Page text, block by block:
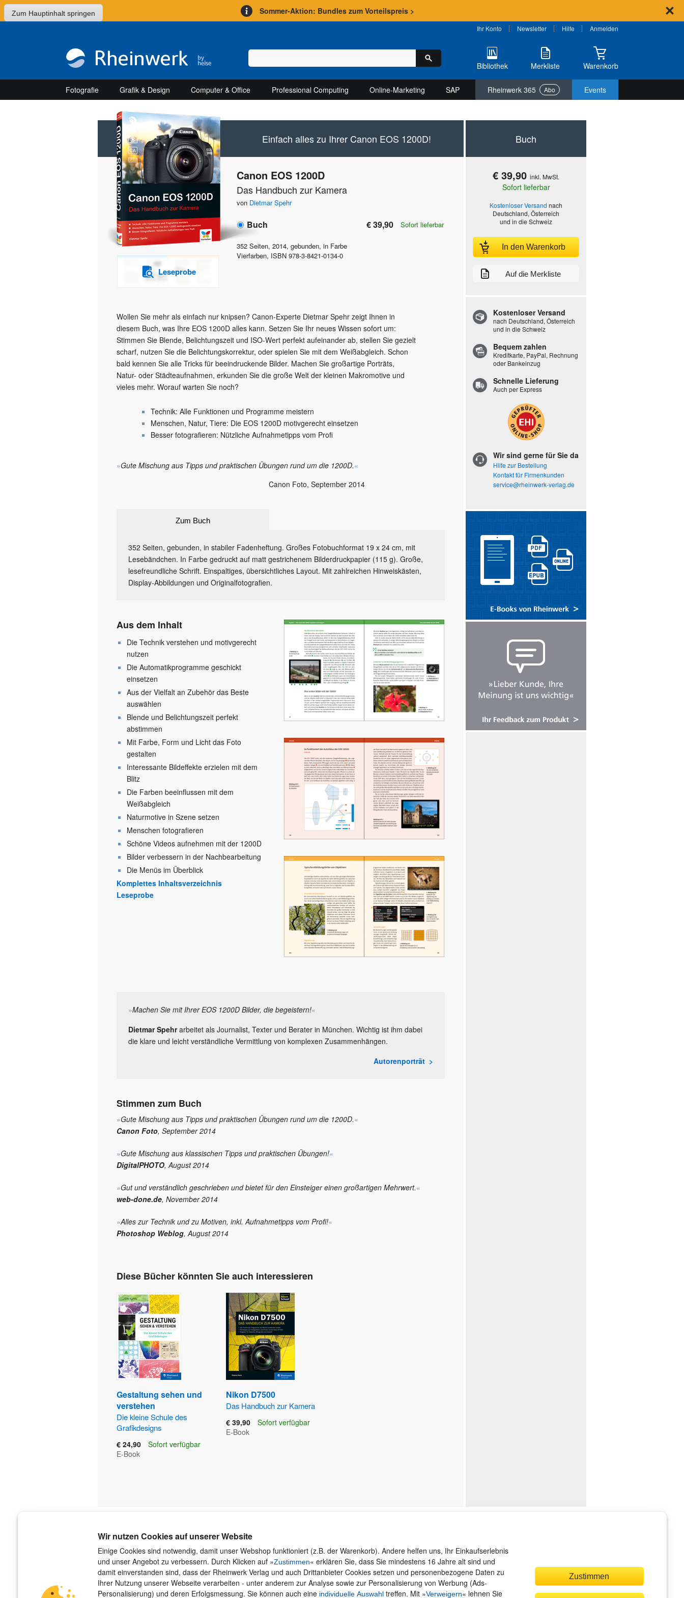
Wir nutzen Cookies auf unserer Website
Einige Cookies sind notwendig, damit unser Webshop funktioniert (z.B. der Warenkorb). Andere helfen uns, Ihr Einkaufserlebnis
und unser Angebot zu verbessern. Durch Klicken auf »Zustimmen« erklären Sie, dass Sie mindestens 16 Jahre alt sind und
damit einverstanden sind, dass der Rheinwerk Verlag und auch Drittanbieter Cookies setzen und personenbezogene Daten zu
Ihrer Nutzung unserer Webseite verarbeiten - unter anderem zur Analyse sowie zur Personalisierung von Werbung (Ads-
Personalisierung) und deren Erfolgsmessung. Sie können auch eine individuelle Auswahltreffen. Mit »Verweigern« lehnen Sie
Zustimmen
Zum Hauptinhalt springen Sommer-Aktion: Bundles zum Vorteilspreis >
Ihr Konto Newsletter Hilfe Anmelden
Bibliothek Merkliste Warenkorb
Fotografie Grafik & Design Computer & Office Professional Computing Online-Marketing SAP Rheinwerk 365 Abo Events
Einfach alles zu Ihrer Canon EOS 1200D!
Leseprobe
Canon EOS 1200D
Das Handbuch zur Kamera
von Dietmar Spehr
Buch € 39,90 Sofort lieferbar
352 Seiten, 2014, gebunden, in Farbe
Vierfarben, ISBN 978-3-8421-0134-0
Wollen Sie mehr als einfach nur knipsen? Canon-Experte Dietmar Spehr zeigt Ihnen in
diesem Buch, was Ihre EOS 1200D alles kann. Setzen Sie Ihr neues Wissen sofort um:
Stimmen Sie Blende, Belichtungszeit und ISO-Wert perfekt aufeinander ab, stellen Sie gezielt
scharf, nutzen Sie die Belichtungskorrektur, oder spielen Sie mit dem Weißabgleich. Schon
bald kennen Sie alle Tricks für beeindruckende Bilder. Machen Sie großartige Porträts,
Natur- oder Städteaufnahmen, erkunden Sie die große Welt der kleinen Makromotive und
vieles mehr. Worauf warten Sie noch?
Technik: Alle Funktionen und Programme meistern
Menschen, Natur, Tiere: Die EOS 1200D motivgerecht einsetzen
Besser fotografieren: Nützliche Aufnahmetipps vom Profi
»Gute Mischung aus Tipps und praktischen Übungen rund um die 1200D.«
Canon Foto, September 2014
Zum Buch
352 Seiten, gebunden, in stabiler Fadenheftung. Großes Fotobuchformat 19 x 24 cm, mit
Lesebändchen. In Farbe gedruckt auf matt gestrichenem Bilderdruckpapier (115 g). Große,
lesefreundliche Schrift. Einspaltiges, übersichtliches Layout. Mit zahlreichen Hinweiskästen,
Display-Abbildungen und Originalfotografien.
Aus dem Inhalt
Die Technik verstehen und motivgerecht
nutzen
Die Automatikprogramme geschickt
einsetzen
Aus der Vielfalt an Zubehör das Beste
auswählen
Blende und Belichtungszeit perfekt
abstimmen
Mit Farbe, Form und Licht das Foto
gestalten
Interessante Bildeffekte erzielen mit dem
Blitz
Die Farben beeinflussen mit dem
Weißabgleich
Naturmotive in Szene setzen
Menschen fotografieren
Schöne Videos aufnehmen mit der 1200D
Bilder verbessern in der Nachbearbeitung
Die Menüs im Überblick
Komplettes Inhaltsverzeichnis
Leseprobe
»Machen Sie mit Ihrer EOS 1200D Bilder, die begeistern!«
Dietmar Spehrarbeitet als Journalist, Texter und Berater in München. Wichtig ist ihm dabei
die klare und leicht verständliche Vermittlung von komplexen Zusammenhängen.
Autorenporträt
Stimmen zum Buch
»Gute Mischung aus Tipps und praktischen Übungen rund um die 1200D.«
Canon Foto, September 2014
»Gute Mischung aus klassischen Tipps und praktischen Übungen!«
DigitalPHOTO, August 2014
»Gut und verständlich geschrieben und bietet für den Einsteiger einen großartigen Mehrwert.«
web-done.de, November 2014
»Alles zur Technik und zu Motiven, inkl. Aufnahmetipps vom Profi!«
Photoshop Weblog, August 2014
Diese Bücher könnten Sie auch interessieren
Gestaltung sehen und
verstehen
Die kleine Schule des
Grafikdesigns
€ 24,90
Sofort verfügbar
E-Book
Nikon D7500
Das Handbuch zur Kamera
€ 39,90
Sofort verfügbar
E-Book
Buch
€ 39,90 inkl. MwSt.
Sofort lieferbar
Kostenloser Versand nach
Deutschland, Österreich
und in die Schweiz
In den Warenkorb
Auf die Merkliste
Kostenloser Versand
nach Deutschland, Österreich
und in die Schweiz
Bequem zahlen
Kreditkarte, PayPal, Rechnung
oder Bankeinzug
Schnelle Lieferung
Auch per Express
Wir sind gerne für Sie da
Hilfe zur Bestellung
Kontakt für Firmenkunden
service@rheinwerk-verlag.de
Über uns
Der Verlag
Das Team
Unsere Autorinnen und Autoren
Jobs
Kontakt
Newsletter
Für Unternehmen
Presseservice
Dozentenservice
Versand und Zahlung
Widerruf und Rückgabe
Merchandise
AGB
Wir sind gerne für Sie da!
service@rheinwerk-verlag.de